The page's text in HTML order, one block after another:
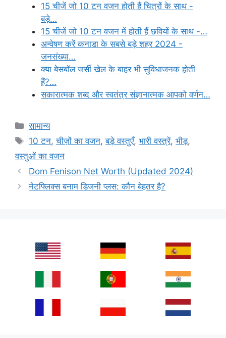
15 चीजें जो 10 टन वजन होती हैं चित्रों के साथ -
बड़े…
15 चीजें जो 10 टन वजन में होती हैं छवियों के साथ -…
अन्वेषण करें कनाडा के सबसे बड़े शहर 2024 -
जनसंख्या…
क्या बेसबॉल जर्सी खेल के बाहर भी सुविधाजनक होती
हैं?…
सकारात्मक शब्द और स्वतंत्र संज्ञानात्मक आपको वर्णन…
Categories
सामान्य
Tags
10 टन,चीज़ों का वजन,बड़े वस्तुएँ,भारी वस्त्रें,भीड़,
वस्तुओं का वजन
Dom Fenison Net Worth (Updated 2024)
नेटफ्लिक्स बनाम डिजनी प्लस: कौन बेहतर है?